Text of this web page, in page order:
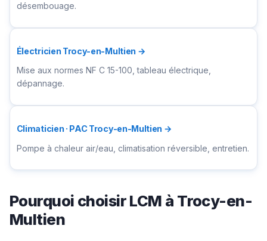
désembouage.
Électricien Trocy-en-Multien →
Mise aux normes NF C 15-100, tableau électrique,
dépannage.
Climaticien · PAC Trocy-en-Multien →
Pompe à chaleur air/eau, climatisation réversible, entretien.
Pourquoi choisir LCM à Trocy-en-
Multien